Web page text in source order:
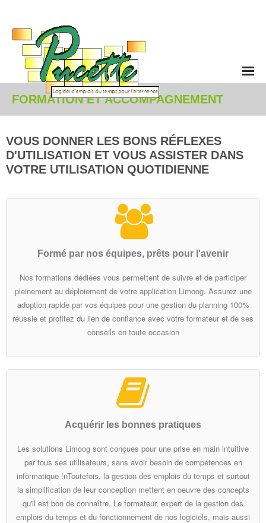
Accueil
- Vue d'ensemble
- Génération automatique et solveur
- Activités non pédagogiques et contraintes
- Editions et mise en forme
- Diffusion
- Sécurité
- Liens avec les logiciels tiers
- Informations techniques
Services
- Vue d'ensemble
- Implémentation du projet
FORMATION ET ACCOMPAGNEMENT
VOUS DONNER LES BONS RÉFLEXES
D'UTILISATION ET VOUS ASSISTER DANS
VOTRE UTILISATION QUOTIDIENNE
Formé par nos équipes, prêts pour l'avenir
Nos formations dédiées vous permettent de suivre et de participer
pleinement au déploiement de votre application Limoog. Assurez une
adoption rapide par vos équipes pour une gestion du planning 100%
réussie et profitez du lien de confiance avec votre formateur et de ses
conseils en toute occasion
Acquérir les bonnes pratiques
Les solutions Limoog sont conçues pour une prise en main intuitive
par tous ses utilisateurs, sans avoir besoin de compétences en
informatique !nToutefois, la gestion des emplois du temps et surtout
la simplification de leur conception mettent en oeuvre des concepts
qu'il est bon de connaître. Le formateur, expert de la gestion des
emplois du temps et du fonctionnement de nos logiciels, mais aussi